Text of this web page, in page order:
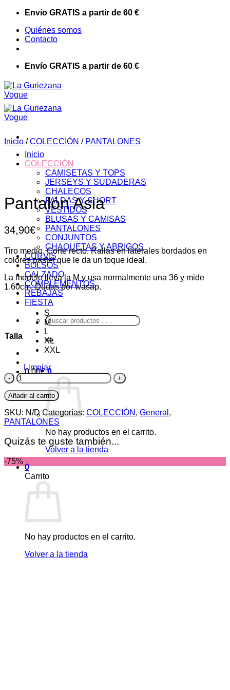
Saltar
contenido
Envío GRATIS a partir de 60 €
Quiénes somos
Contacto
Envío GRATIS a partir de 60 €
Inicio
COLECCIÓN
CAMISETAS Y TOPS
JERSEYS Y SUDADERAS
CHALECOS
FALDAS Y SHORT
VESTIDOS
BLUSAS Y CAMISAS
PANTALONES
CONJUNTOS
CHAQUETAS Y ABRIGOS
CURVIS
BOLSOS
CALZADO
COMPLEMENTOS
REBAJAS
FIESTA
Buscar
por:
0,00€ 0
No hay productos en el carrito.
Volver a la tienda
0
Carrito
No hay productos en el carrito.
Volver a la tienda
Inicio / COLECCIÓN / PANTALONES
Pantalón Asia
34,90€
Tiro medio. Corte recto. Rallas en laterales bordados en
colores pastel que le da un toque ideal.
La modelo lleva la M y usa normalmente una 36 y mide
1.60cm. Dudas por wasap.
Talla
S
M
L
XL
XXL
Limpiar
Pantalón
Asia
cantidad
Añadir al carrito
SKU: N/D Categorías: COLECCIÓN , General ,
PANTALONES
Quizás te guste también...
-75%